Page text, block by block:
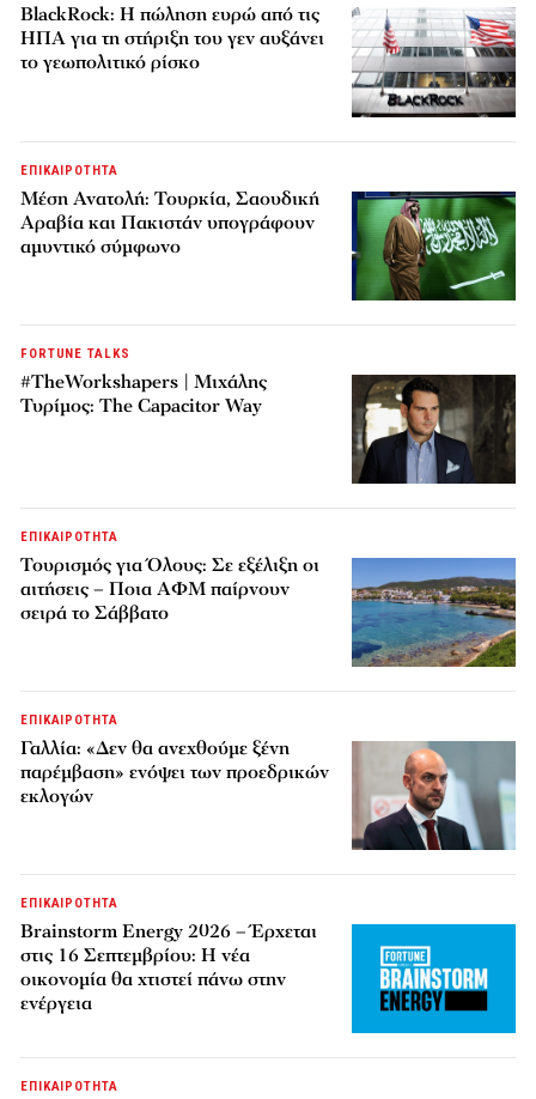
BlackRock: Η πώληση ευρώ από τις
ΗΠΑ για τη στήριξη του γεν αυξάνει
το γεωπολιτικό ρίσκο
ΕΠΙΚΑΙΡΟΤΗΤΑ
Μέση Ανατολή: Τουρκία, Σαουδική
Αραβία και Πακιστάν υπογράφουν
αμυντικό σύμφωνο
FORTUNE TALKS
#TheWorkshapers | Μιχάλης
Τυρίμος: The Capacitor Way
ΕΠΙΚΑΙΡΟΤΗΤΑ
Τουρισμός για Όλους: Σε εξέλιξη οι
αιτήσεις – Ποια ΑΦΜ παίρνουν
σειρά το Σάββατο
ΕΠΙΚΑΙΡΟΤΗΤΑ
Γαλλία: «Δεν θα ανεχθούμε ξένη
παρέμβαση» ενόψει των προεδρικών
εκλογών
ΕΠΙΚΑΙΡΟΤΗΤΑ
Brainstorm Energy 2026 – Έρχεται
στις 16 Σεπτεμβρίου: Η νέα
οικονομία θα χτιστεί πάνω στην
ενέργεια
ΕΠΙΚΑΙΡΟΤΗΤΑ